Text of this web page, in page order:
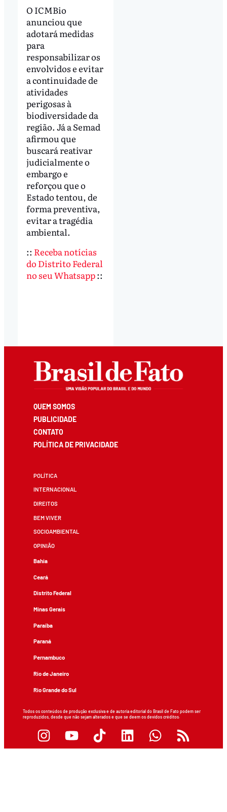
O ICMBio
anunciou que
adotará medidas
para
responsabilizar os
envolvidos e evitar
a continuidade de
atividades
perigosas à
biodiversidade da
região. Já a Semad
afirmou que
buscará reativar
judicialmente o
embargo e
reforçou que o
Estado tentou, de
forma preventiva,
evitar a tragédia
ambiental.
:: Receba notícias
do Distrito Federal
no seu Whatsapp::
QUEM SOMOS
PUBLICIDADE
CONTATO
POLÍTICA DE PRIVACIDADE
POLÍTICA
INTERNACIONAL
DIREITOS
BEM VIVER
SOCIOAMBIENTAL
OPINIÃO
Bahia
Ceará
Distrito Federal
Minas Gerais
Paraíba
Paraná
Pernambuco
Rio de Janeiro
Rio Grande do Sul
Todos os conteúdos de produção exclusiva e de autoria editorial do Brasil de Fato podem ser
reproduzidos, desde que não sejam alterados e que se deem os devidos créditos.